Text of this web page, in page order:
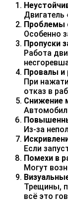
Двигатель
Проблемы
Особенно
Пропуски
Работа
Провалы и
При
отказ в
Снижение
Из‑за
Если
Помехи в
Могут
Трещины,
всё это